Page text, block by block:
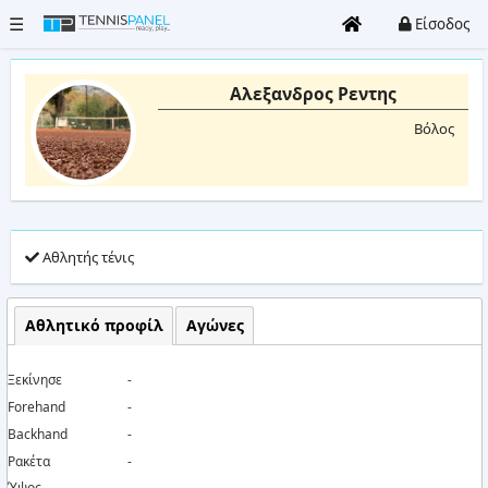
☰ Είσοδος
Όλα
γήπεδα
Τουρνουά
Είσοδος
/
Εγγραφή
Καταχώρηση
Club
Αλεξανδρος Ρεντης
Βόλος
Αθλητής τένις
Αθλητικό προφίλ Αγώνες
Ξεκίνησε
-
Forehand
-
Backhand
-
Ρακέτα
-